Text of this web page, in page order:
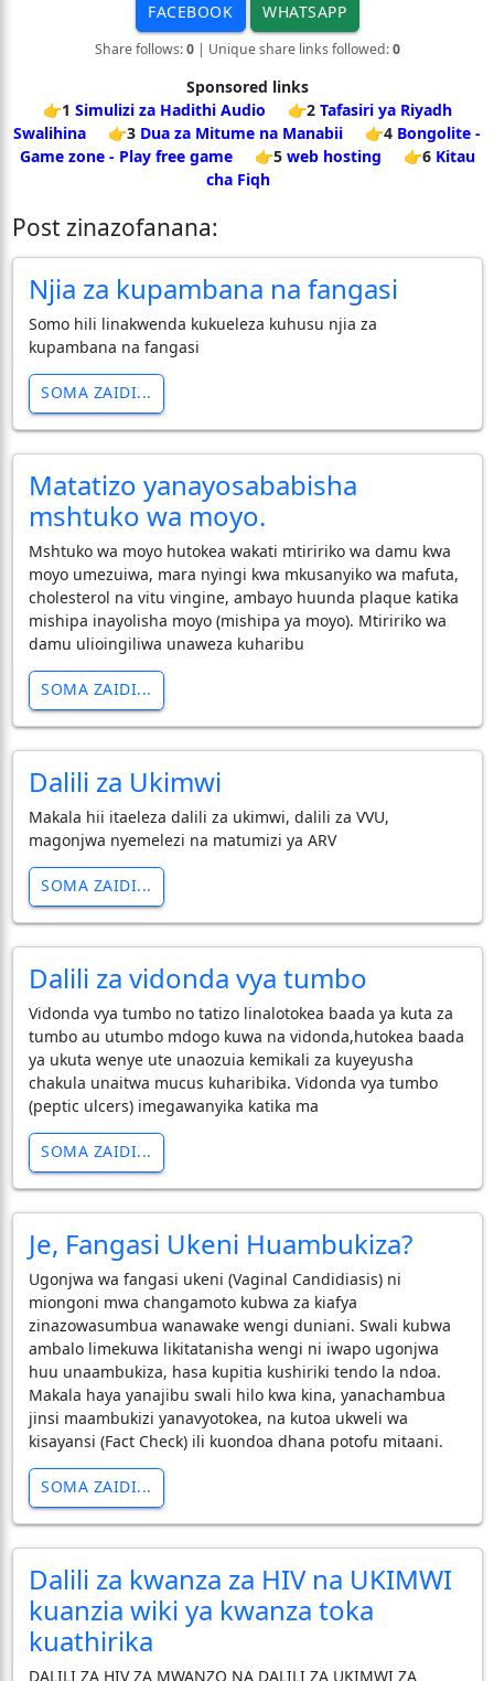
FACEBOOK WHATSAPP
Share follows:0| Unique share links followed:0
Sponsored links
👉1 Simulizi za Hadithi Audio 👉2 Tafasiri ya Riyadh
Swalihina
👉3 Dua za Mitume na Manabii 👉4 Bongolite -
Game zone - Play free game
👉5 web hosting 👉6 Kitau
cha Fiqh
Post zinazofanana:
Njia za kupambana na fangasi
Somo hili linakwenda kukueleza kuhusu njia za
kupambana na fangasi
SOMA ZAIDI...
Matatizo yanayosababisha
mshtuko wa moyo.
Mshtuko wa moyo hutokea wakati mtiririko wa damu kwa
moyo umezuiwa, mara nyingi kwa mkusanyiko wa mafuta,
cholesterol na vitu vingine, ambayo huunda plaque katika
mishipa inayolisha moyo (mishipa ya moyo). Mtiririko wa
damu ulioingiliwa unaweza kuharibu
SOMA ZAIDI...
Dalili za Ukimwi
Makala hii itaeleza dalili za ukimwi, dalili za VVU,
magonjwa nyemelezi na matumizi ya ARV
SOMA ZAIDI...
Dalili za vidonda vya tumbo
Vidonda vya tumbo no tatizo linalotokea baada ya kuta za
tumbo au utumbo mdogo kuwa na vidonda,hutokea baada
ya ukuta wenye ute unaozuia kemikali za kuyeyusha
chakula unaitwa mucus kuharibika. Vidonda vya tumbo
(peptic ulcers) imegawanyika katika ma
SOMA ZAIDI...
​Je, Fangasi Ukeni Huambukiza?
​Ugonjwa wa fangasi ukeni (Vaginal Candidiasis) ni
miongoni mwa changamoto kubwa za kiafya
zinazowasumbua wanawake wengi duniani. Swali kubwa
ambalo limekuwa likitatanisha wengi ni iwapo ugonjwa
huu unaambukiza, hasa kupitia kushiriki tendo la ndoa.
Makala haya yanajibu swali hilo kwa kina, yanachambua
jinsi maambukizi yanavyotokea, na kutoa ukweli wa
kisayansi (Fact Check) ili kuondoa dhana potofu mitaani.
SOMA ZAIDI...
Dalili za kwanza za HIV na UKIMWI
kuanzia wiki ya kwanza toka
kuathirika
DALILI ZA HIV ZA MWANZO NA DALILI ZA UKIMWI ZA